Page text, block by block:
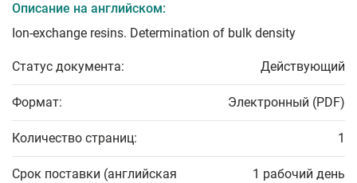
Описание на английском:
Ion-exchange resins. Determination of bulk density
Статус документа: Действующий
Формат: Электронный (PDF)
Количество страниц: 1
Срок поставки (английская
1 рабочий день